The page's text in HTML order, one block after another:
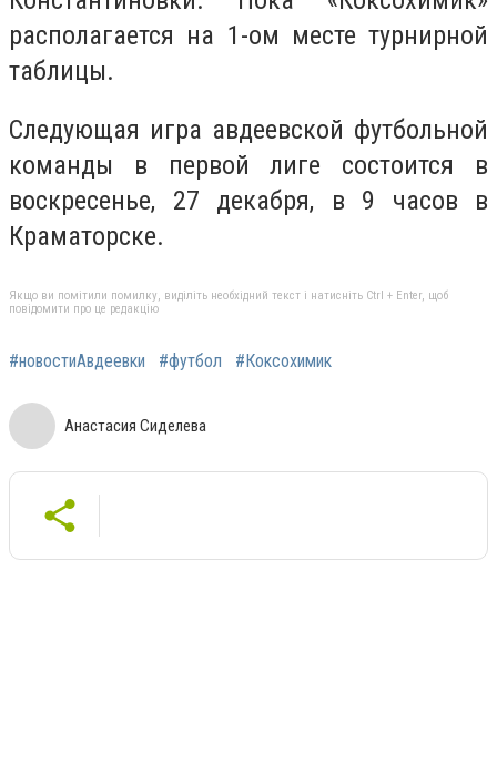
располагается на 1-ом месте турнирной
таблицы.
Следующая игра авдеевской футбольной
команды в первой лиге состоится в
воскресенье, 27 декабря, в 9 часов в
Краматорске.
Якщо ви помітили помилку, виділіть необхідний текст і натисніть Ctrl + Enter, щоб
повідомити про це редакцію
#новостиАвдеевки #футбол #Коксохимик
Анастасия Сиделева